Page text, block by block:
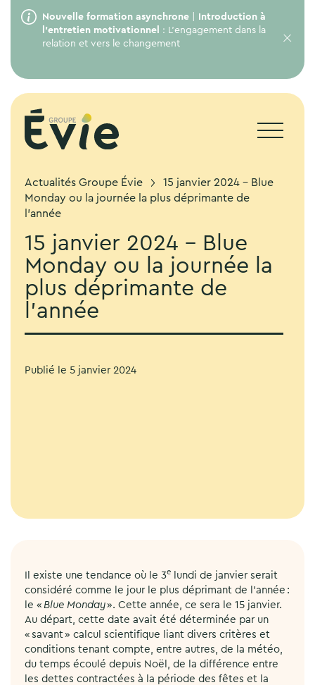
Nouvelle formation asynchrone
Introduction à
l’entretien motivationnel : L’engagement dans la
relation et vers le changement
Actualités Groupe Évie
15 janvier 2024 – Blue
Monday ou la journée la plus déprimante de
l’année
15 janvier 2024 – Blue
Monday ou la journée la
plus déprimante de
l’année
Publié le 5 janvier 2024
Il existe une tendance où le 3e
lundi de janvier serait
considéré comme le jour le plus déprimant de l’année :
le « Blue Monday». Cette année, ce sera le 15 janvier.
Au départ, cette date avait été déterminée par un
« savant » calcul scientifique liant divers critères et
conditions tenant compte, entre autres, de la météo,
du temps écoulé depuis Noël, de la différence entre
les dettes contractées à la période des fêtes et la